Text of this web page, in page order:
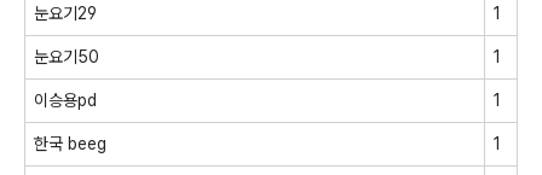
눈요기29 1
눈요기50 1
이승용pd 1
한국 beeg 1